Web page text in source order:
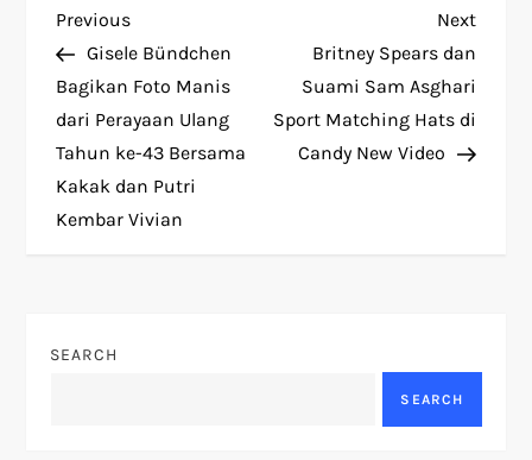
P
o
s
t
v
Previous
Post
Previous
Gisele Bündchen
Bagikan Foto Manis
dari Perayaan Ulang
Tahun ke-43 Bersama
Kakak dan Putri
Kembar Vivian
Next
Post
Next
Britney Spears dan
Suami Sam Asghari
Sport Matching Hats di
Candy New Video
SEARCH
SEARCH